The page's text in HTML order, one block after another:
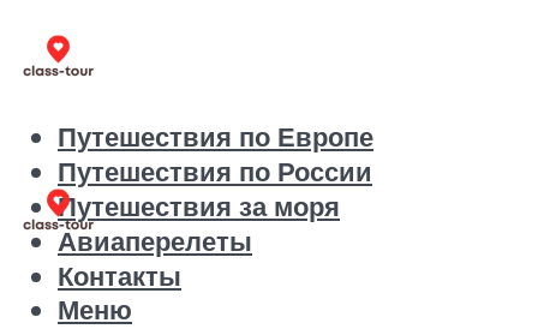
Путешествия по Европе
Путешествия по России
Путешествия за моря
Авиаперелеты
Контакты
Меню